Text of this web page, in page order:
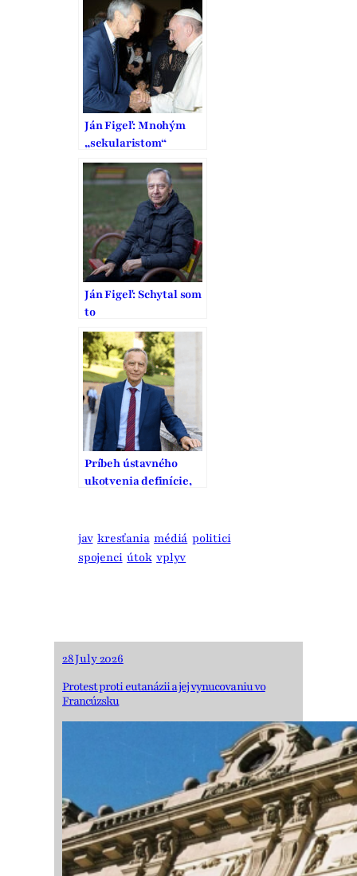
Ľahostajnosťou,
nevedomosťou a
strachom
Ján Figeľ: Mnohým
„sekularistom“
prekáža, žeby sa
inštitúcie EÚ mali
systematicky
zaoberať
náboženstvom
Ján Figeľ: Schytal som
to
Príbeh ústavného
ukotvenia definície,
Slovensku
jav kresťania médiá politici
spojenci útok vplyv
28 July 2026
Protest proti eutanázii a jej vynucovaniu vo
Francúzsku